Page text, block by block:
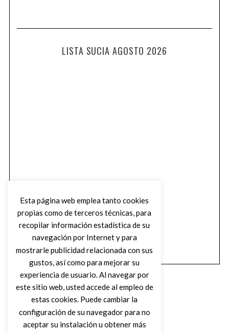
LISTA SUCIA AGOSTO 2026
Esta página web emplea tanto cookies
propias como de terceros técnicas, para
recopilar información estadística de su
navegación por Internet y para
mostrarle publicidad relacionada con sus
gustos, así como para mejorar su
experiencia de usuario. Al navegar por
este sitio web, usted accede al empleo de
estas cookies. Puede cambiar la
configuración de su navegador para no
aceptar su instalación u obtener más